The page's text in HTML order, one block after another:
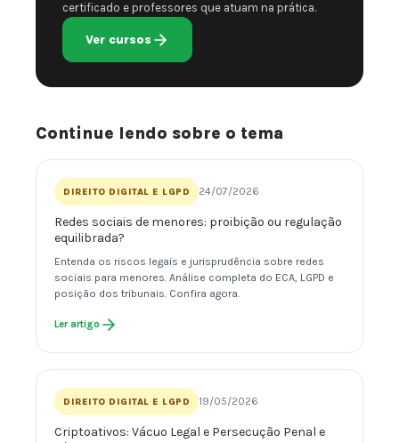
certificado e professores que atuam na prática.
Ver cursos
Continue lendo sobre o tema
DIREITO DIGITAL E LGPD 24/07/2026
Redes sociais de menores: proibição ou regulação
equilibrada?
Entenda os riscos legais e jurisprudência sobre redes
sociais para menores. Análise completa do ECA, LGPD e
posição dos tribunais. Confira agora.
Ler artigo
DIREITO DIGITAL E LGPD 19/05/2026
Criptoativos: Vácuo Legal e Persecução Penal e